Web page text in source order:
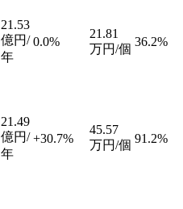
21.53
億円/
年
0.0%
21.81
万円/個
36.2%
21.49
億円/
年
+30.7%
45.57
万円/個 91.2%